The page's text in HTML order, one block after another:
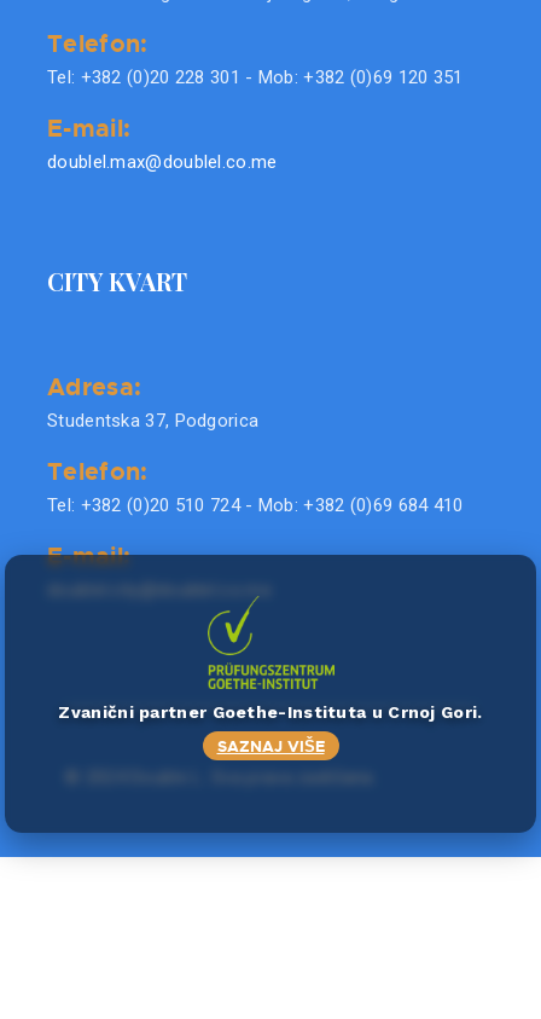
Telefon:
Tel: +382 (0)20 228 301 - Mob: +382 (0)69 120 351
E-mail:
doublel.max@doublel.co.me
CITY KVART
Adresa:
Studentska 37, Podgorica
Telefon:
Tel: +382 (0)20 510 724 - Mob: +382 (0)69 684 410
E-mail:
Zvanični partner Goethe-Instituta u Crnoj Gori.
SAZNAJ VIŠE